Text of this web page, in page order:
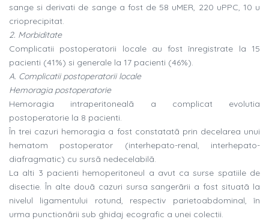
sange si derivati de sange a fost de 58 uMER, 220 uPPC, 10 u
crioprecipitat.
2. Morbiditate
Complicatii postoperatorii locale au fost înregistrate la 15
pacienti (41%) si generale la 17 pacienti (46%).
A. Complicatii postoperatorii locale
Hemoragia postoperatorie
Hemoragia intraperitonealã a complicat evolutia
postoperatorie la 8 pacienti.
În trei cazuri hemoragia a fost constatatã prin decelarea unui
hematom postoperator (interhepato-renal, interhepato-
diafragmatic) cu sursã nedecelabilã.
La alti 3 pacienti hemoperitoneul a avut ca surse spatiile de
disectie. În alte douã cazuri sursa sangerãrii a fost situatã la
nivelul ligamentului rotund, respectiv parietoabdominal, în
urma punctionãrii sub ghidaj ecografic a unei colectii.